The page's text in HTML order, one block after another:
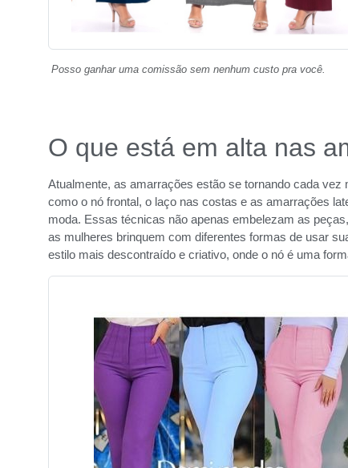
Posso ganhar uma comissão sem nenhum custo pra você.
O que está em alta nas
Atualmente, as amarrações estão se tornando cada
como o nó frontal, o laço nas costas e as amarrações
moda. Essas técnicas não apenas embelezam as
as mulheres brinquem com diferentes formas de usar
estilo mais descontraído e criativo, onde o nó é uma